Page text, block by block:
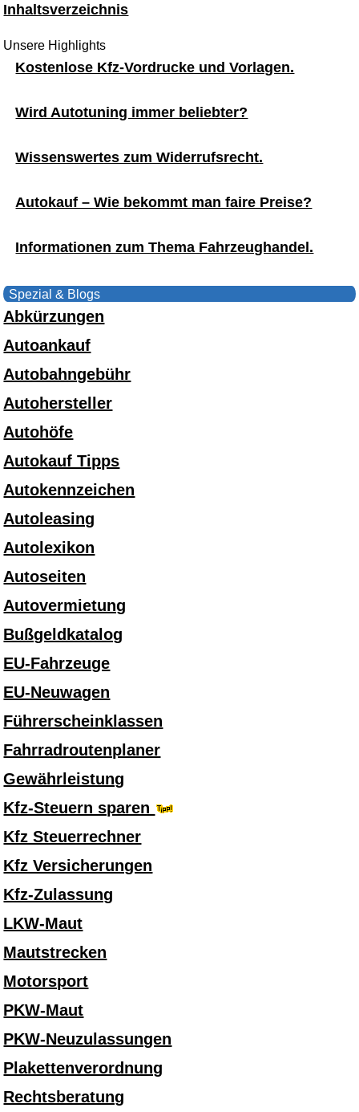
Inhaltsverzeichnis
Unsere Highlights
Kostenlose Kfz-Vordrucke und Vorlagen.
Wird Autotuning immer beliebter?
Wissenswertes zum Widerrufsrecht.
Autokauf – Wie bekommt man faire Preise?
Informationen zum Thema Fahrzeughandel.
Spezial & Blogs
Abkürzungen
Autoankauf
Autobahngebühr
Autohersteller
Autohöfe
Autokauf Tipps
Autokennzeichen
Autoleasing
Autolexikon
Autoseiten
Autovermietung
Bußgeldkatalog
EU-Fahrzeuge
EU-Neuwagen
Führerscheinklassen
Fahrradroutenplaner
Gewährleistung
Kfz-Steuern sparen
Kfz Steuerrechner
Kfz Versicherungen
Kfz-Zulassung
LKW-Maut
Mautstrecken
Motorsport
PKW-Maut
PKW-Neuzulassungen
Plakettenverordnung
Rechtsberatung